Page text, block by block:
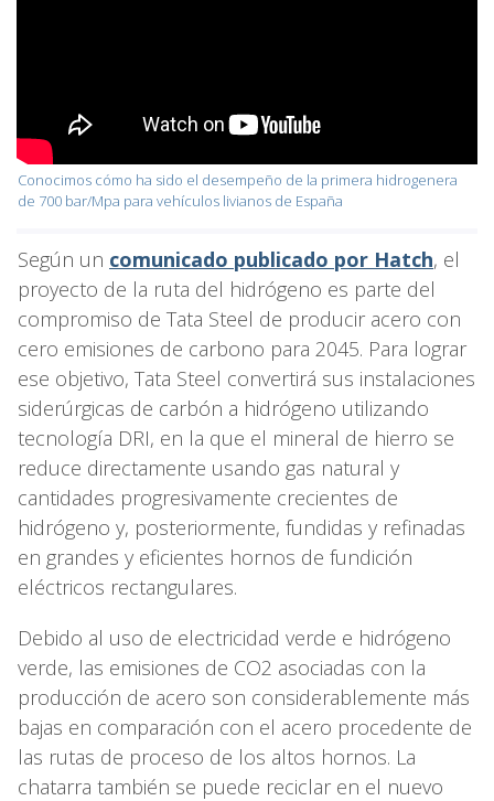
Conocimos cómo ha sido el desempeño de la primera hidrogenera
de 700 bar/Mpa para vehículos livianos de España
Según un comunicado publicado por Hatch, el
proyecto de la ruta del hidrógeno es parte del
compromiso de Tata Steel de producir acero con
cero emisiones de carbono para 2045. Para lograr
ese objetivo, Tata Steel convertirá sus instalaciones
siderúrgicas de carbón a hidrógeno utilizando
tecnología DRI, en la que el mineral de hierro se
reduce directamente usando gas natural y
cantidades progresivamente crecientes de
hidrógeno y, posteriormente, fundidas y refinadas
en grandes y eficientes hornos de fundición
eléctricos rectangulares.
Debido al uso de electricidad verde e hidrógeno
verde, las emisiones de CO2 asociadas con la
producción de acero son considerablemente más
bajas en comparación con el acero procedente de
las rutas de proceso de los altos hornos. La
chatarra también se puede reciclar en el nuevo